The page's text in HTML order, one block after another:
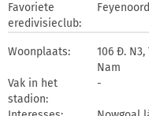
Favoriete
eredivisieclub:
Feyenoord
Woonplaats:
106 Đ.
Nam
Vak in het
stadion:
-